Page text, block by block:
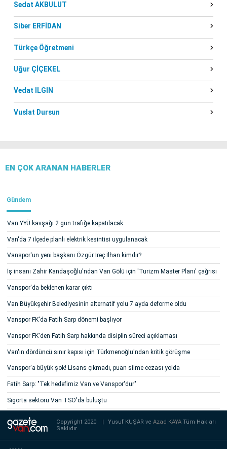
Sedat AKBULUT
Siber ERFİDAN
Türkçe Öğretmeni
Uğur ÇİÇEKEL
Vedat ILGIN
Vuslat Dursun
EN ÇOK ARANAN HABERLER
Gündem
Van YYÜ kavşağı 2 gün trafiğe kapatılacak
Van'da 7 ilçede planlı elektrik kesintisi uygulanacak
Vanspor'un yeni başkanı Özgür İreç İlhan kimdir?
İş insanı Zahir Kandaşoğlu'ndan Van Gölü için 'Turizm Master Planı' çağrısı
Vanspor'da beklenen karar çıktı
Van Büyükşehir Belediyesinin alternatif yolu 7 ayda deforme oldu
Vanspor FK'da Fatih Sarp dönemi başlıyor
Vanspor FK'den Fatih Sarp hakkında disiplin süreci açıklaması
Van'ın dördüncü sınır kapısı için Türkmenoğlu'ndan kritik görüşme
Vanspor'a büyük şok! Lisans çıkmadı, puan silme cezası yolda
Fatih Sarp: "Tek hedefimiz Van ve Vanspor'dur"
Sigorta sektörü Van TSO'da buluştu
Copyright 2020 Yusuf KUŞAR veAzad KAYATüm Hakları
Saklıdır.